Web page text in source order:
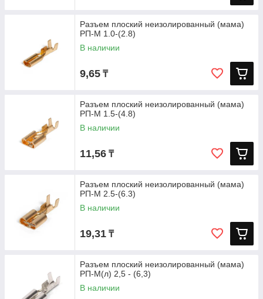
Разъем плоский неизолированный (мама)
РП-М 1.0-(2.8)
В наличии
9,65 ₸
Разъем плоский неизолированный (мама)
РП-М 1.5-(4.8)
В наличии
11,56 ₸
Разъем плоский неизолированный (мама)
РП-М 2.5-(6.3)
В наличии
19,31 ₸
Разъем плоский неизолированный (мама)
РП-М(л) 2,5 - (6,3)
В наличии